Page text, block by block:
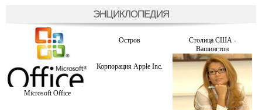
ЭНЦИКЛОПЕДИЯ
Microsoft Office
Остров
Столица США -
Вашингтон
Корпорация Apple Inc.